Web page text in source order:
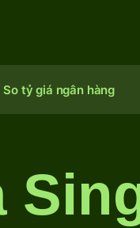
So tỷ giá ngân hàng